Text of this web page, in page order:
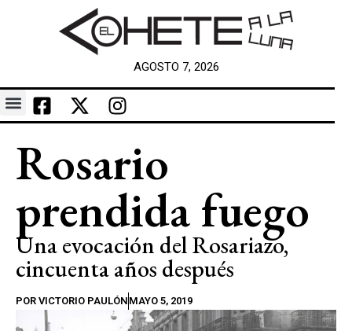
AGOSTO 7, 2026
Rosario
prendida fuego
Una evocación del Rosariazo,
cincuenta años después
POR VICTORIO PAULÓN MAYO 5, 2019